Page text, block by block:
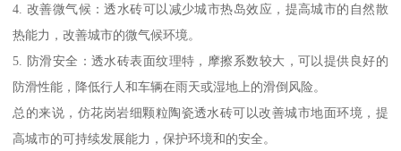
4. 改善微气候：透水砖可以减少城市热岛效应，提高城市的自然散
热能力，改善城市的微气候环境。
5. 防滑安全：透水砖表面纹理特，摩擦系数较大，可以提供良好的
防滑性能，降低行人和车辆在雨天或湿地上的滑倒风险。
总的来说，仿花岗岩细颗粒陶瓷透水砖可以改善城市地面环境，提
高城市的可持续发展能力，保护环境和的安全。